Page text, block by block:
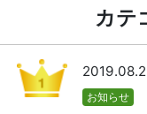
カテ
お知らせ